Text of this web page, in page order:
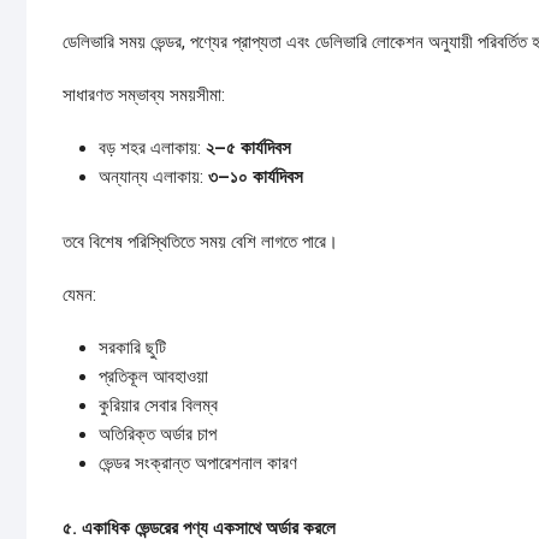
ডেলিভারি সময় ভেন্ডর, পণ্যের প্রাপ্যতা এবং ডেলিভারি লোকেশন অনুযায়ী পরিবর্তিত
সাধারণত সম্ভাব্য সময়সীমা:
বড় শহর এলাকায়: ২–৫ কার্যদিবস
অন্যান্য এলাকায়: ৩–১০ কার্যদিবস
তবে বিশেষ পরিস্থিতিতে সময় বেশি লাগতে পারে।
যেমন:
সরকারি ছুটি
প্রতিকূল আবহাওয়া
কুরিয়ার সেবার বিলম্ব
অতিরিক্ত অর্ডার চাপ
ভেন্ডর সংক্রান্ত অপারেশনাল কারণ
৫. একাধিকভেন্ডরেরপণ্যএকসাথেঅর্ডারকরলে